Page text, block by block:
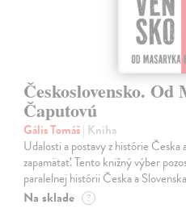
Československo. Od
Čaputovú
Gális Tomáš| Kniha
Udalosti a postavy z histórie
zapamätať. Tento knižný výber
paralelnej histórii Česka a
Na sklade ?